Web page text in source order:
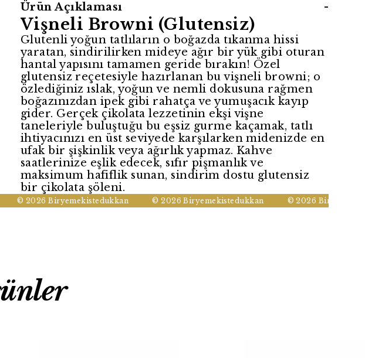
Ürün Açıklaması -
Vişneli Browni (Glutensiz)
Glutenli yoğun tatlıların o boğazda tıkanma hissi
yaratan, sindirilirken mideye ağır bir yük gibi oturan
hantal yapısını tamamen geride bırakın! Özel
glutensiz reçetesiyle hazırlanan bu vişneli browni; o
özlediğiniz ıslak, yoğun ve nemli dokusuna rağmen
boğazınızdan ipek gibi rahatça ve yumuşacık kayıp
gider. Gerçek çikolata lezzetinin ekşi vişne
taneleriyle buluştuğu bu eşsiz gurme kaçamak, tatlı
ihtiyacınızı en üst seviyede karşılarken midenizde en
ufak bir şişkinlik veya ağırlık yapmaz. Kahve
saatlerinize eşlik edecek, sıfır pişmanlık ve
maksimum hafiflik sunan, sindirim dostu glutensiz
bir çikolata şöleni.
© 2026 Biryemekistedukkan © 2026 Biryemekistedukkan © 2026